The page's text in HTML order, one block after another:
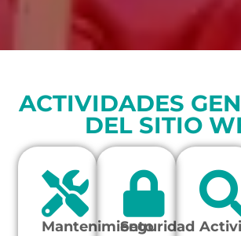
ACTIVIDADES
DEL SITIO
MantenimientoSeguridad